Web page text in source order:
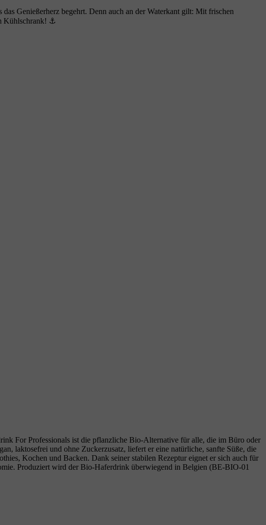
Genießerherz begehrt. Denn auch an der Waterkant gilt: Mit frischen
Kühlschrank! ⚓
For Professionals ist die pflanzliche Bio‑Alternative für alle, die im Büro oder
laktosefrei und ohne Zuckerzusatz, liefert er eine natürliche, sanfte Süße, die
Kochen und Backen. Dank seiner stabilen Rezeptur eignet er sich auch für
Produziert wird der Bio‑Haferdrink überwiegend in Belgien (BE‑BIO‑01